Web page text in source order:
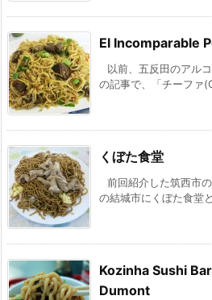
El Incomparable
以前、五反田のアル
の記事で、「チーファ
くぼた食堂
前回紹介した筑西市
の結城市にくぼた食堂
Kozinha Sushi
Dumont